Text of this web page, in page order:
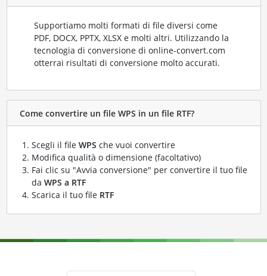
Supportiamo molti formati di file diversi come
PDF, DOCX, PPTX, XLSX e molti altri. Utilizzando la
tecnologia di conversione di online-convert.com
otterrai risultati di conversione molto accurati.
Come convertire un file WPS in un file RTF?
Scegli il file WPS che vuoi convertire
Modifica qualità o dimensione (facoltativo)
Fai clic su "Avvia conversione" per convertire il tuo file
da WPS a RTF
Scarica il tuo file RTF